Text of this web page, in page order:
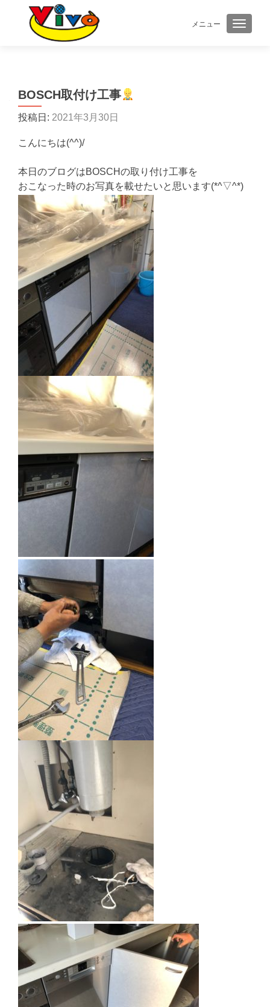
メニュー ナビゲ
BOSCH取付け工事
投稿日: 2021年3月30日
こんにちは(^^)/
本日のブログはBOSCHの取り付け工事を
おこなった時のお写真を載せたいと思います(*^▽^*)